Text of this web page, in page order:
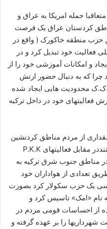
حمله امریکا به عراق و
کردستان عراق یک فرصت
حزب منطقه خاکورک ( واقع در
فعالیت خود تبدیل کرد و در
و امکانات آموزشی خود را از
چرا که به دنبال حضور ارتش
محدودیت هایی ایجاد شده
فعالیتهای خود در داخل ترکیه
از مردم مناطق کردنشین
این کشور که گرایشات مذهبی داشتنددر مقابل فعالیتهای P.K.K
مناطق جنوب شرق ترکیه به
تعدادی از هواداران خود
یک حزب سکولار کرد بصورت
نام «امک» تاسیس کرد و
از احساسات قومی مردم در
را بر عهده گرفته و